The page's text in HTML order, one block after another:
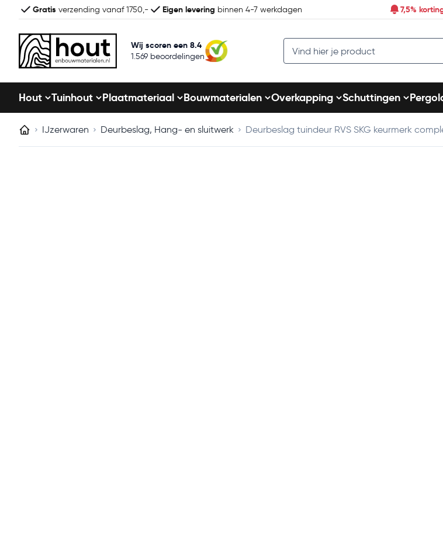
Gratis verzending vanaf 1750,- Eigen levering binnen 4-7 werkdagen 7,5%
Wij scoren een 8.4
1.569 beoordelingen Search
Hout Tuinhout Plaatmateriaal Bouwmaterialen Overkapping Schuttingen
IJzerwaren Deurbeslag, Hang- en sluitwerk Deurbeslag tuindeur RVS SKG keurmerk